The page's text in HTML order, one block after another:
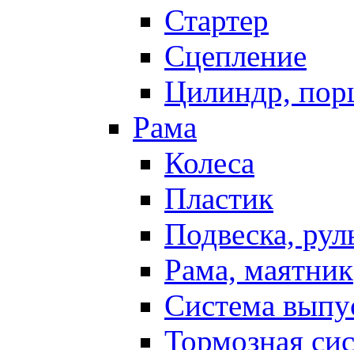
Стартер
Сцепление
Цилиндр,
Рама
Колеса
Пластик
Подвеска,
Рама, маятник
Система
Тормозная